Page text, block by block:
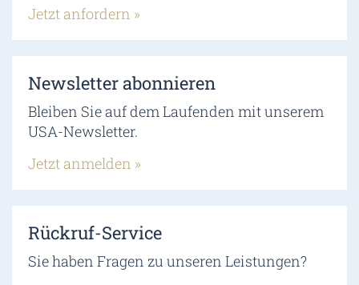
Jetzt anfordern »
Newsletter abonnieren
Bleiben Sie auf dem Laufenden mit unserem
USA-Newsletter.
Jetzt anmelden »
Rückruf-Service
Sie haben Fragen zu unseren Leistungen?